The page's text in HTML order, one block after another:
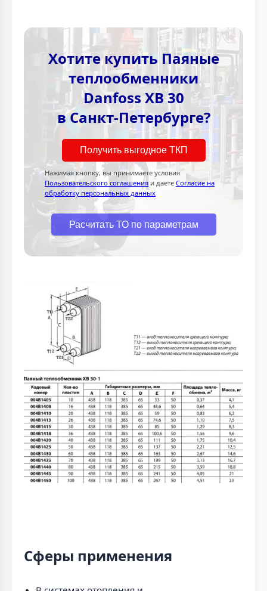
Хотите купить Паяные
теплообменники
Danfoss XB 30
в Санкт-Петербурге?
Получить выгодное ТКП
Нажимая кнопку, вы принимаете условия
Пользовательского соглашения и даете Согласие на
обработку персональных данных
Расчитать ТО по параметрам
Сферы применения